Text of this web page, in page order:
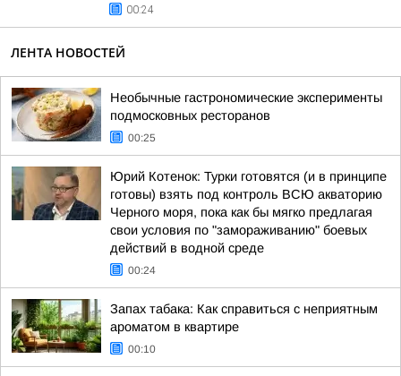
00:24
ЛЕНТА НОВОСТЕЙ
Необычные гастрономические эксперименты
подмосковных ресторанов
00:25
Юрий Котенок: Турки готовятся (и в принципе
готовы) взять под контроль ВСЮ акваторию
Черного моря, пока как бы мягко предлагая
свои условия по "замораживанию" боевых
действий в водной среде
00:24
Запах табака: Как справиться с неприятным
ароматом в квартире
00:10